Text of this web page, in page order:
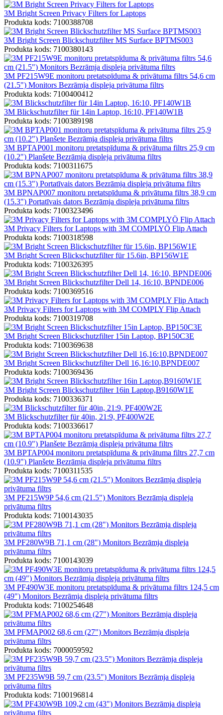
3M Bright Screen Privacy Filters for Laptops
Produkta kods: 7100388708
3M Bright Screen Blickschutzfilter MS Surface BPTMS003
Produkta kods: 7100380143
3M PF215W9E monitoru pretatspīduma & privātuma filtrs 54,6 cm
(21.5") Monitors Bezrāmja displeja privātuma filtrs
Produkta kods: 7100400412
3M Blickschutzfilter für 14in Laptop, 16:10, PF140W1B
Produkta kods: 7100389198
3M BPTAP001 monitoru pretatspīduma & privātuma filtrs 25,9 cm
(10.2") Planšete Bezrāmja displeja privātuma filtrs
Produkta kods: 7100311675
3M BPNAP007 monitoru pretatspīduma & privātuma filtrs 38,9 cm
(15.3") Portatīvais dators Bezrāmja displeja privātuma filtrs
Produkta kods: 7100323496
3M Privacy Filters for Laptops with 3M COMPLYÖ Flip Attach
Produkta kods: 7100318598
3M Bright Screen Blickschutzfilter für 15.6in, BP156W1E
Produkta kods: 7100326395
3M Bright Screen Blickschutzfilter Dell 14, 16:10, BPNDE006
Produkta kods: 7100369516
3M Privacy Filters for Laptops with 3M COMPLY Flip Attach
Produkta kods: 7100319708
3M Bright Screen Blickschutzfilter 15in Laptop, BP150C3E
Produkta kods: 7100369638
3M Bright Screen Blickschutzfilter Dell 16,16:10,BPNDE007
Produkta kods: 7100369436
3M Bright Screen Blickschutzfilter 16in Laptop,B9160W1E
Produkta kods: 7100336371
3M Blickschutzfilter für 40in, 21:9, PF400W2E
Produkta kods: 7100336617
3M BPTAP004 monitoru pretatspīduma & privātuma filtrs 27,7 cm
(10.9") Planšete Bezrāmja displeja privātuma filtrs
Produkta kods: 7100311535
3M PF215W9P 54,6 cm (21.5") Monitors Bezrāmja displeja
privātuma filtrs
Produkta kods: 7100143035
3M PF280W9B 71,1 cm (28") Monitors Bezrāmja displeja
privātuma filtrs
Produkta kods: 7100143039
3M PF490W3E monitoru pretatspīduma & privātuma filtrs 124,5 cm
(49") Monitors Bezrāmja displeja privātuma filtrs
Produkta kods: 7100254648
3M PFMAP002 68,6 cm (27") Monitors Bezrāmja displeja
privātuma filtrs
Produkta kods: 7000059592
3M PF235W9B 59,7 cm (23.5") Monitors Bezrāmja displeja
privātuma filtrs
Produkta kods: 7100196814